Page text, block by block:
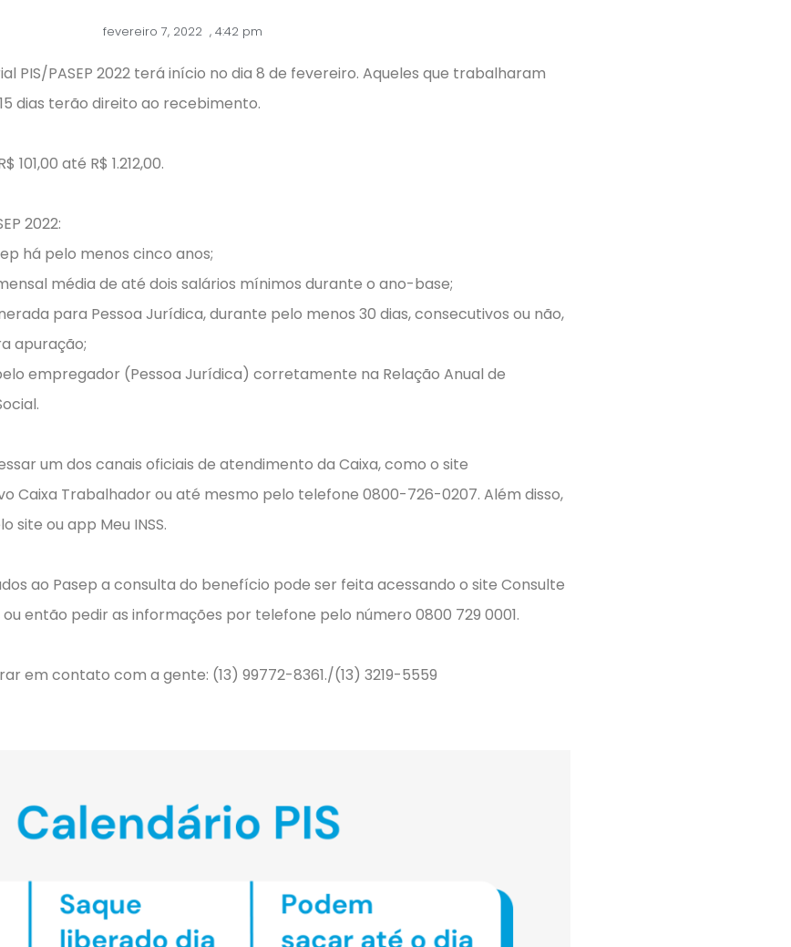
fevereiro 7, 2022 ,4:42 pm
PIS/PASEP 2022 terá início no dia 8 de fevereiro. Aqueles que trabalharam
dias terão direito ao recebimento.
até R$ 1.212,00.
2022:
há pelo menos cinco anos;
média de até dois salários mínimos durante o ano-base;
para Pessoa Jurídica, durante pelo menos 30 dias, consecutivos ou não,
apuração;
empregador (Pessoa Jurídica) corretamente na Relação Anual de
um dos canais oficiais de atendimento da Caixa, como o site
Caixa Trabalhador ou até mesmo pelo telefone 0800-726-0207. Além disso,
site ou app Meu INSS.
ao Pasep a consulta do benefício pode ser feita acessando o site Consulte
ou então pedir as informações por telefone pelo número 0800 729 0001.
em contato com a gente: (13) 99772-8361./(13) 3219-5559